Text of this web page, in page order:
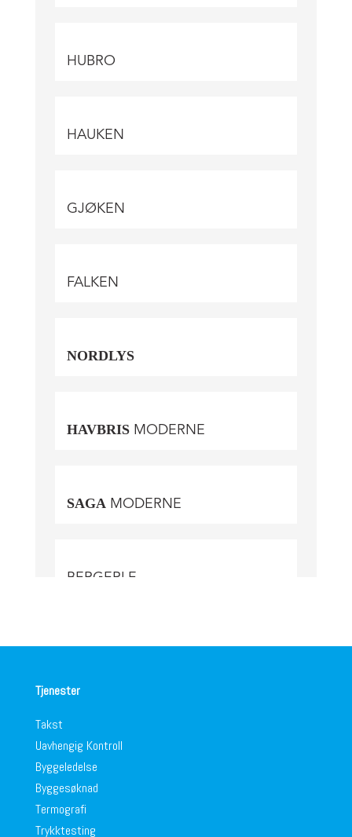
Tjenester
Takst
Uavhengig Kontroll
Byggeledelse
Byggesøknad
Termografi
Trykktesting